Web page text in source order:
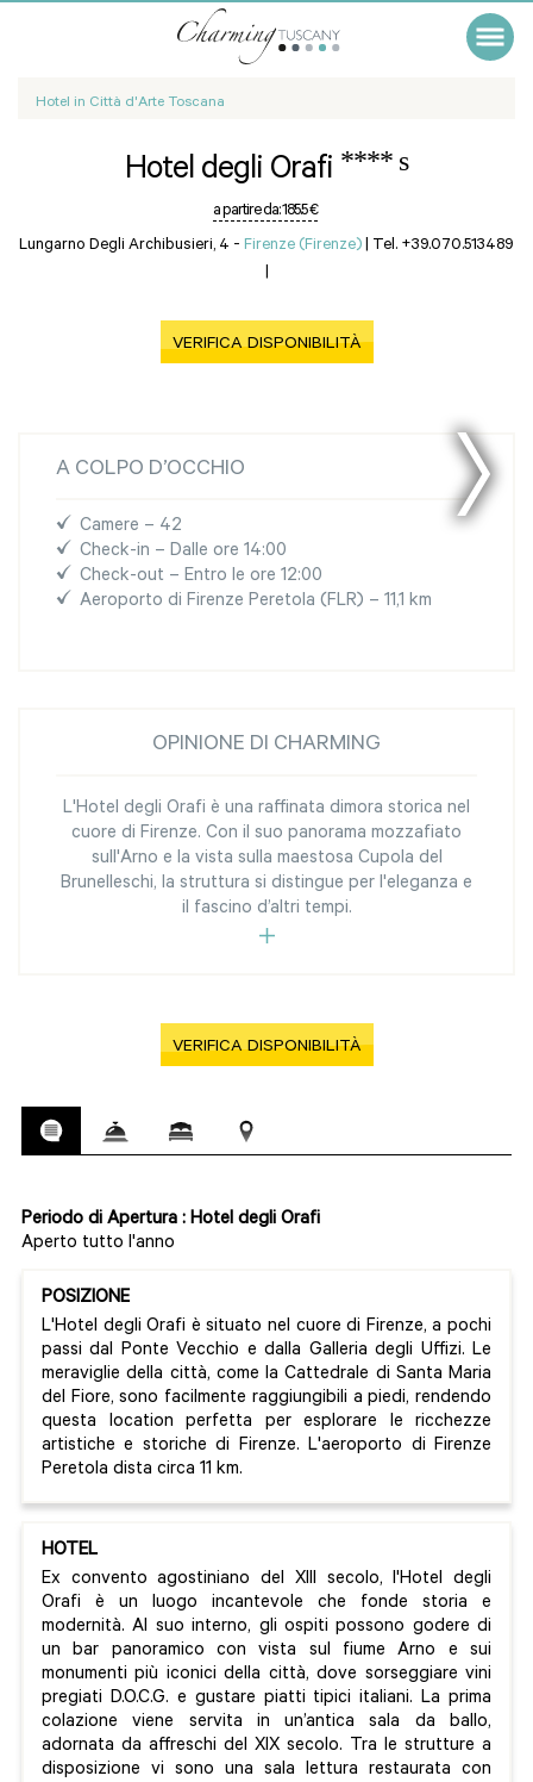
Hotel in Città d'Arte Toscana
Hotel degli Orafi **** s
a partire da:185.5 €
Lungarno Degli Archibusieri, 4 - Firenze (Firenze) | Tel. +39.070.513489
|
VERIFICA DISPONIBILITÀ
A COLPO D’OCCHIO
Camere – 42
Check-in – Dalle ore 14:00
Check-out – Entro le ore 12:00
Aeroporto di Firenze Peretola (FLR) – 11,1 km
OPINIONE DI CHARMING
L'Hotel degli Orafi è una raffinata dimora storica nel
cuore di Firenze. Con il suo panorama mozzafiato
sull'Arno e la vista sulla maestosa Cupola del
Brunelleschi, la struttura si distingue per l'eleganza e
il fascino d’altri tempi.
VERIFICA DISPONIBILITÀ
Periodo di Apertura : Hotel degli Orafi
Aperto tutto l'anno
POSIZIONE
L'Hotel degli Orafi è situato nel cuore di Firenze, a pochi
passi dal Ponte Vecchio e dalla Galleria degli Uffizi. Le
meraviglie della città, come la Cattedrale di Santa Maria
del Fiore, sono facilmente raggiungibili a piedi, rendendo
questa location perfetta per esplorare le ricchezze
artistiche e storiche di Firenze. L'aeroporto di Firenze
Peretola dista circa 11 km.
HOTEL
Ex convento agostiniano del XIII secolo, l'Hotel degli
Orafi è un luogo incantevole che fonde storia e
modernità. Al suo interno, gli ospiti possono godere di
un bar panoramico con vista sul fiume Arno e sui
monumenti più iconici della città, dove sorseggiare vini
pregiati D.O.C.G. e gustare piatti tipici italiani. La prima
colazione viene servita in un’antica sala da ballo,
adornata da affreschi del XIX secolo. Tra le strutture a
disposizione vi sono una sala lettura restaurata con